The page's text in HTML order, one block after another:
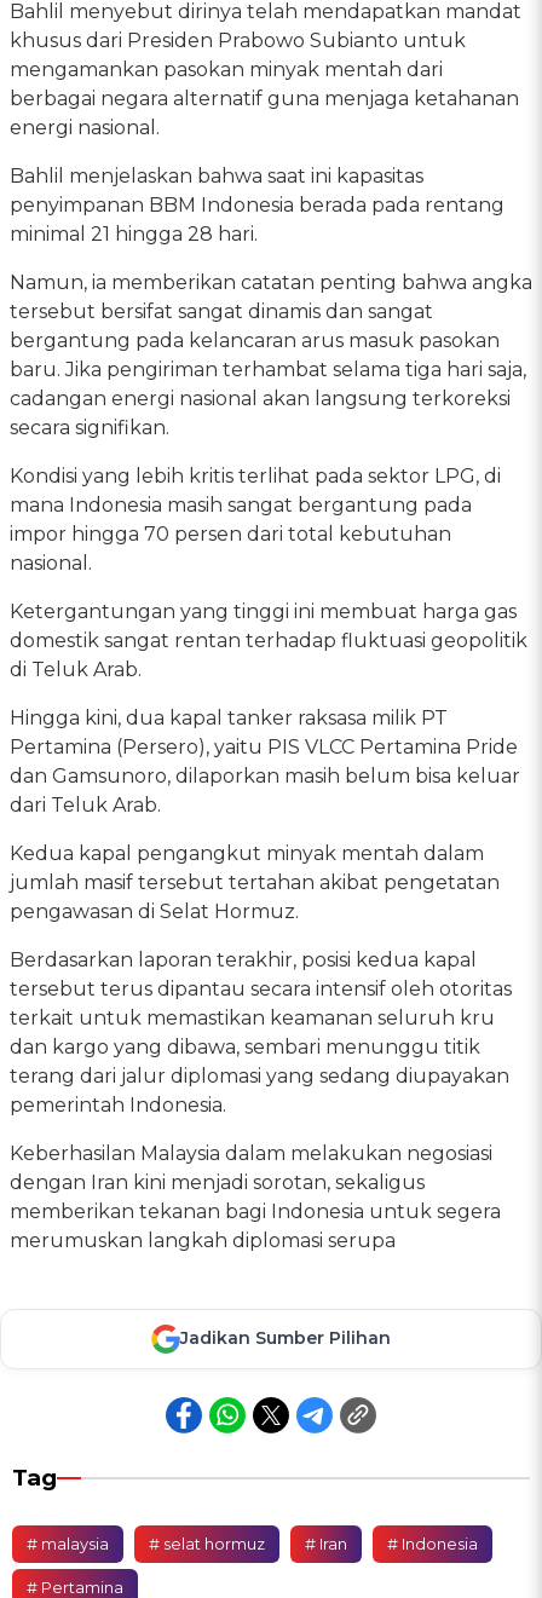
Bahlil menyebut dirinya telah mendapatkan mandat
khusus dari Presiden Prabowo Subianto untuk
mengamankan pasokan minyak mentah dari
berbagai negara alternatif guna menjaga ketahanan
energi nasional.
Bahlil menjelaskan bahwa saat ini kapasitas
penyimpanan BBM Indonesia berada pada rentang
minimal 21 hingga 28 hari.
Namun, ia memberikan catatan penting bahwa angka
tersebut bersifat sangat dinamis dan sangat
bergantung pada kelancaran arus masuk pasokan
baru. Jika pengiriman terhambat selama tiga hari saja,
cadangan energi nasional akan langsung terkoreksi
secara signifikan.
Kondisi yang lebih kritis terlihat pada sektor LPG, di
mana Indonesia masih sangat bergantung pada
impor hingga 70 persen dari total kebutuhan
nasional.
Ketergantungan yang tinggi ini membuat harga gas
domestik sangat rentan terhadap fluktuasi geopolitik
di Teluk Arab.
Hingga kini, dua kapal tanker raksasa milik PT
Pertamina (Persero), yaitu PIS VLCC Pertamina Pride
dan Gamsunoro, dilaporkan masih belum bisa keluar
dari Teluk Arab.
Kedua kapal pengangkut minyak mentah dalam
jumlah masif tersebut tertahan akibat pengetatan
pengawasan di Selat Hormuz.
Berdasarkan laporan terakhir, posisi kedua kapal
tersebut terus dipantau secara intensif oleh otoritas
terkait untuk memastikan keamanan seluruh kru
dan kargo yang dibawa, sembari menunggu titik
terang dari jalur diplomasi yang sedang diupayakan
pemerintah Indonesia.
Keberhasilan Malaysia dalam melakukan negosiasi
dengan Iran kini menjadi sorotan, sekaligus
memberikan tekanan bagi Indonesia untuk segera
merumuskan langkah diplomasi serupa
Jadikan Sumber Pilihan
Tag
# malaysia # selat hormuz # Iran # Indonesia
# Pertamina